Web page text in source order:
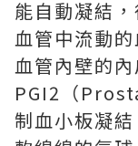
能自動凝結
血管中流動
血管內壁的
PGI2（
制血小板凝